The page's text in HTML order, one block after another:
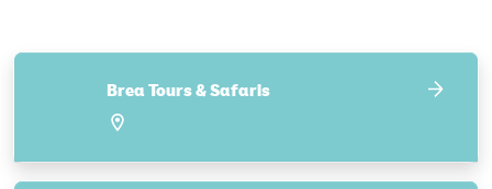
Brea Tours & Safaris